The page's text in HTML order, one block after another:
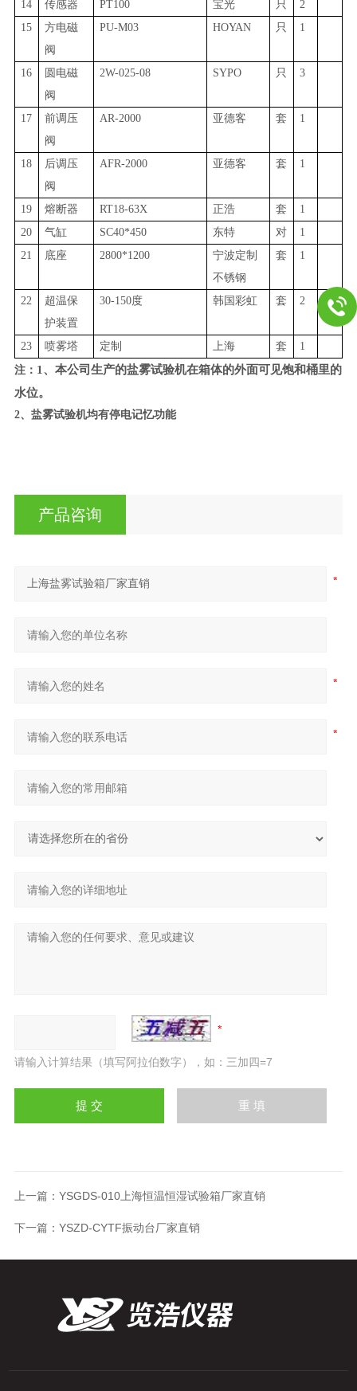
14
传感器 PT100 宝光 只
2
15
方电磁
阀
PU-M03 HOYAN 只 1
16
圆电磁
阀
2W-025-08 SYPO 只 3
17
前调压
阀
AR-2000 亚德客 套 1
18
后调压
阀
AFR-2000 亚德客 套 1
19 熔断器 RT18-63X 正浩 套
1
20
气缸 SC40*450 东特 对
1
21
底座 2800*1200
宁波定制
不锈钢
套 1
22
超温保
护装置
30-150度 韩国彩虹 套 2
23 喷雾塔 定制 上海 套
1
注： 1、本公司生产的盐雾试验机在箱体的外面可见饱和桶里的
水位。
2、盐雾试验机均有停电记忆功能
产品咨询
请输入计算结果（填写阿拉伯数字），如：三加四=7
上一篇： YSGDS-010上海恒温恒湿试验箱厂家直销
下一篇： YSZD-CYTF振动台厂家直销